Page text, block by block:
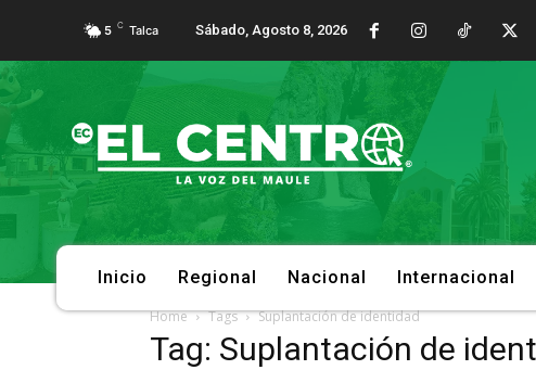
5 C Talca Sábado, Agosto 8, 2026
Inicio Regional Nacional Internacional
Home Tags Suplantación de identidad
Tag: Suplantación de